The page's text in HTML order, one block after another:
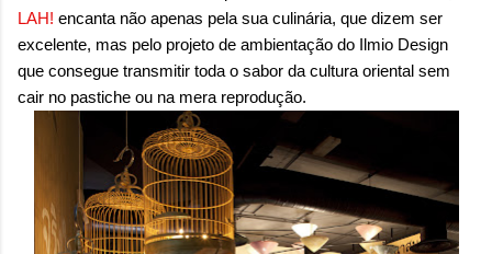
onde queremos envelhecer? A resposta da
maioria das p...
LAH! encanta não apenas pela sua culinária, que dizem ser
excelente, mas pelo projeto de ambientação do Ilmio Design
que consegue transmitir toda o sabor da cultura oriental sem
cair no pastiche ou na mera reprodução.